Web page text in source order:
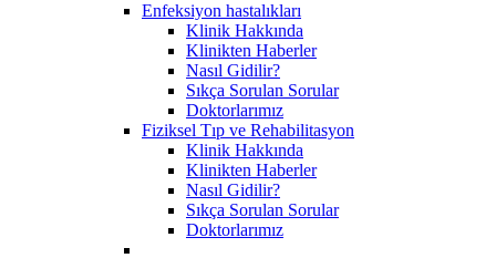
Enfeksiyon hastalıkları
Klinik Hakkında
Klinikten Haberler
Nasıl Gidilir?
Sıkça Sorulan Sorular
Doktorlarımız
Fiziksel Tıp ve Rehabilitasyon
Klinik Hakkında
Klinikten Haberler
Nasıl Gidilir?
Sıkça Sorulan Sorular
Doktorlarımız